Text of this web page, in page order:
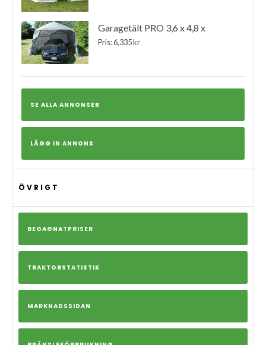
Garagetält PRO 3,6 x 4,8 x
Pris: 6,335 kr
SE ALLA ANNONSER
LÄGG IN ANNONS
ÖVRIGT
BEGAGNATPRISER
TRAKTORSTATISTIK
MARKNADSSIDAN